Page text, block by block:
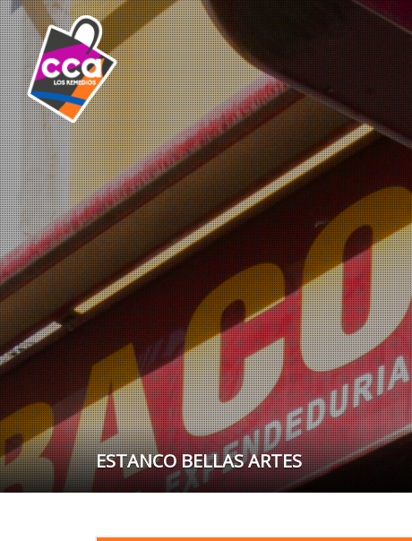
ESTANCO BELLAS ARTES